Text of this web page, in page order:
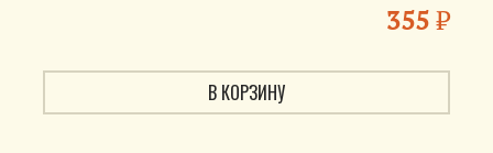
355₽
В КОРЗИНУ